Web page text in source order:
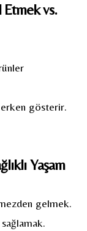
Etmek vs.
gösterir.
Yaşam
gelmek.